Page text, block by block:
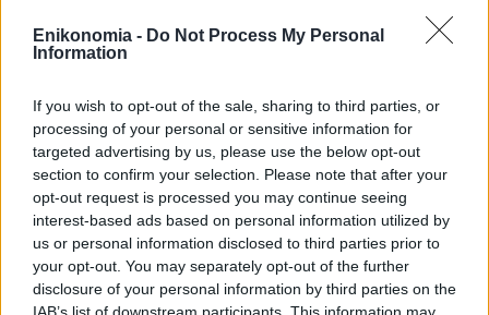
Enikonomia - Do Not Process My Personal
Information
If you wish to opt-out of the sale, sharing to third parties, or
processing of your personal or sensitive information for
targeted advertising by us, please use the below opt-out
section to confirm your selection. Please note that after your
opt-out request is processed you may continue seeing
interest-based ads based on personal information utilized by
us or personal information disclosed to third parties prior to
your opt-out. You may separately opt-out of the further
disclosure of your personal information by third parties on the
IAB’s list of downstream participants. This information may
Παπασταύρου: Η «επόμενη ημέρα»